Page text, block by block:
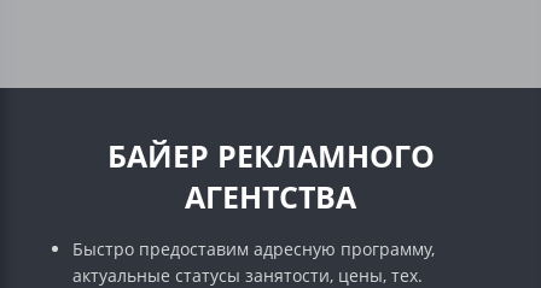
БАЙЕР РЕКЛАМНОГО
АГЕНТСТВА
Быстро предоставим адресную программу,
актуальные статусы занятости, цены, тех.